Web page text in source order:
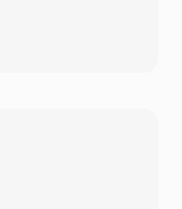
allo